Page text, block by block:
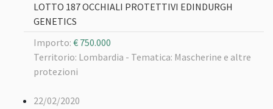
LOTTO 187 OCCHIALI PROTETTIVI EDINDURGH
GENETICS
Importo: € 750.000
Territorio: Lombardia - Tematica: Mascherine e altre
protezioni
22/02/2020